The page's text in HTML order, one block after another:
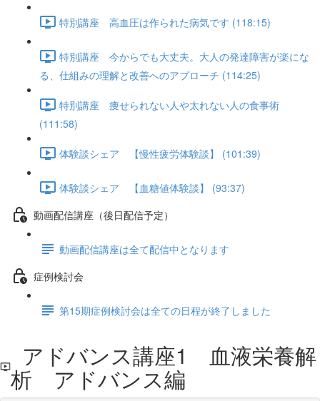
特別講座 高血圧は作られた病気です (118:15)
特別講座 今からでも大丈夫。大人の発達障害が楽にな
る、仕組みの理解と改善へのアプローチ (114:25)
特別講座 痩せられない人や太れない人の食事術
(111:58)
体験談シェア 【慢性疲労体験談】 (101:39)
体験談シェア 【血糖値体験談】 (93:37)
動画配信講座（後日配信予定）
動画配信講座は全て配信中となります
症例検討会
第15期症例検討会は全ての日程が終了しました
アドバンス講座1 血液栄養解
析 アドバンス編